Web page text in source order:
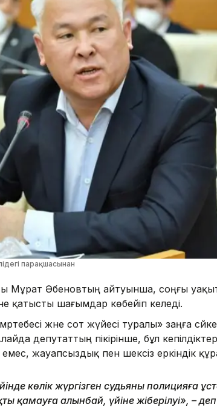
парақшасынан
Мұрат Әбеновтың айтуынша, соңғы
қатысты шағымдар көбейіп келеді.
және сот жүйесі туралы» заңға
депутаттың пікірінше, бұл кепілдіктер
емес, жауапсыздық пен шексіз еркіндік
көлік жүргізген судьяның полицияға
қамауға алынбай, үйіне жіберілуі», –